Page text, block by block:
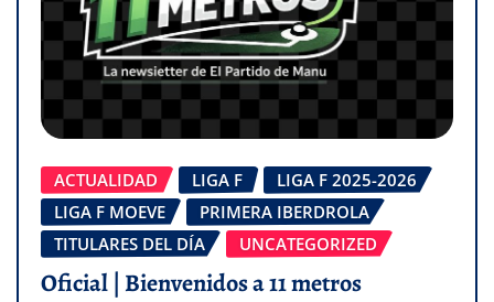
ACTUALIDAD LIGA F
LIGA F 2025-2026
LIGA F MOEVE
PRIMERA IBERDROLA
TITULARES DEL DÍA
UNCATEGORIZED
Oficial | Bienvenidos a 11 metros